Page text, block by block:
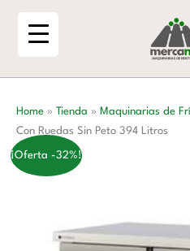
Home » Tienda » Maquinarias de
Con Ruedas Sin Peto 394 Litros
¡Oferta -32%!
Con
Ruedas
Sin
394
Litros
cantidad